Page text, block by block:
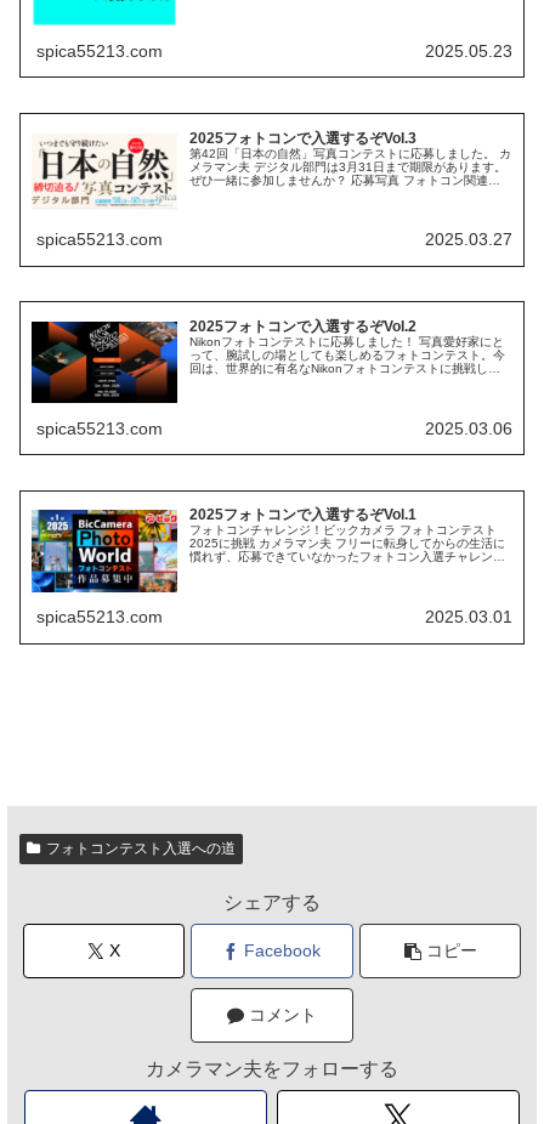
spica55213.com 2025.05.23
2025フォトコンで入選するぞVol.3
第42回「日本の自然」写真コンテストに応募しました。 カ
メラマン夫 デジタル部門は3月31日まで期限があります。
ぜひ一緒に参加しませんか？ 応募写真 フォトコン関連記
spica55213.com 2025.03.27
2025フォトコンで入選するぞVol.2
Nikonフォトコンテストに応募しました！ 写真愛好家にと
って、腕試しの場としても楽しめるフォトコンテスト。今
回は、世界的に有名なNikonフォトコンテストに挑戦して
spica55213.com 2025.03.06
2025フォトコンで入選するぞVol.1
フォトコンチャレンジ！ビックカメラ フォトコンテスト
2025に挑戦 カメラマン夫 フリーに転身してからの生活に
慣れず、応募できていなかったフォトコン入選チャレン
spica55213.com 2025.03.01
フォトコンテスト入選への道
シェアする
X Facebook コピー
コメント
カメラマン夫をフォローする